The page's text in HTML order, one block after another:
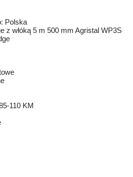
Polska
z włóką 5 m 500 mm Agristal WP3S
110 KM